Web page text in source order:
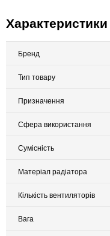
Характеристики
Бренд
Тип товару
Призначення
Сфера використання
Сумісність
Матеріал радіатора
Кількість вентиляторів
Вага